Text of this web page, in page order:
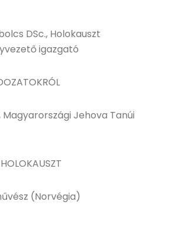
DSc., Holokauszt
igazgató
AZ ÁLDOZATOKRÓL
Jehova Tanúi
ÉS A HOLOKAUSZT
(Norvégia)